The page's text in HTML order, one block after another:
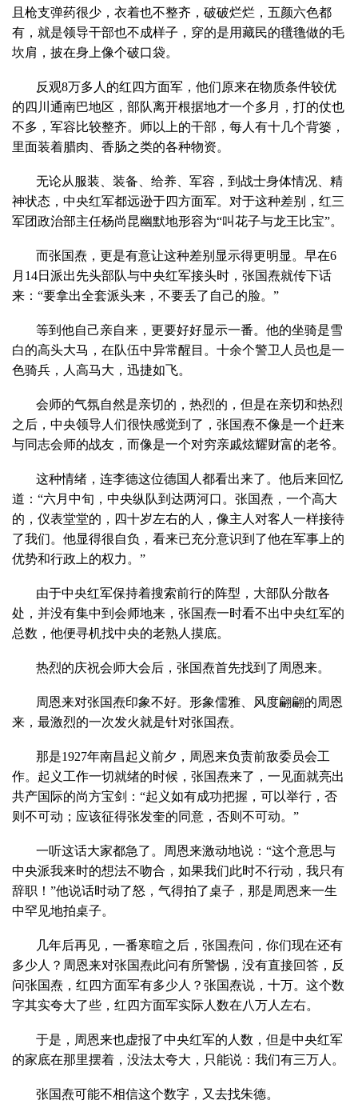
且枪支弹药很少，衣着也不整齐，破破烂烂，五颜六色都
有，就是领导干部也不成样子，穿的是用藏民的氆氇做的毛
坎肩，披在身上像个破口袋。
反观8万多人的红四方面军，他们原来在物质条件较优
的四川通南巴地区，部队离开根据地才一个多月，打的仗也
不多，军容比较整齐。师以上的干部，每人有十几个背篓，
里面装着腊肉、香肠之类的各种物资。
无论从服装、装备、给养、军容，到战士身体情况、精
神状态，中央红军都远逊于四方面军。对于这种差别，红三
军团政治部主任杨尚昆幽默地形容为“叫花子与龙王比宝”。
而张国焘，更是有意让这种差别显示得更明显。早在6
月14日派出先头部队与中央红军接头时，张国焘就传下话
来：“要拿出全套派头来，不要丢了自己的脸。”
等到他自己亲自来，更要好好显示一番。他的坐骑是雪
白的高头大马，在队伍中异常醒目。十余个警卫人员也是一
色骑兵，人高马大，迅捷如飞。
会师的气氛自然是亲切的，热烈的，但是在亲切和热烈
之后，中央领导人们很快感觉到了，张国焘不像是一个赶来
与同志会师的战友，而像是一个对穷亲戚炫耀财富的老爷。
这种情绪，连李德这位德国人都看出来了。他后来回忆
道：“六月中旬，中央纵队到达两河口。张国焘，一个高大
的，仪表堂堂的，四十岁左右的人，像主人对客人一样接待
了我们。他显得很自负，看来已充分意识到了他在军事上的
优势和行政上的权力。”
由于中央红军保持着搜索前行的阵型，大部队分散各
处，并没有集中到会师地来，张国焘一时看不出中央红军的
总数，他便寻机找中央的老熟人摸底。
热烈的庆祝会师大会后，张国焘首先找到了周恩来。
周恩来对张国焘印象不好。形象儒雅、风度翩翩的周恩
来，最激烈的一次发火就是针对张国焘。
那是1927年南昌起义前夕，周恩来负责前敌委员会工
作。起义工作一切就绪的时候，张国焘来了，一见面就亮出
共产国际的尚方宝剑：“起义如有成功把握，可以举行，否
则不可动；应该征得张发奎的同意，否则不可动。”
一听这话大家都急了。周恩来激动地说：“这个意思与
中央派我来时的想法不吻合，如果我们此时不行动，我只有
辞职！”他说话时动了怒，气得拍了桌子，那是周恩来一生
中罕见地拍桌子。
几年后再见，一番寒暄之后，张国焘问，你们现在还有
多少人？周恩来对张国焘此问有所警惕，没有直接回答，反
问张国焘，红四方面军有多少人？张国焘说，十万。这个数
字其实夸大了些，红四方面军实际人数在八万人左右。
于是，周恩来也虚报了中央红军的人数，但是中央红军
的家底在那里摆着，没法太夸大，只能说：我们有三万人。
张国焘可能不相信这个数字，又去找朱德。